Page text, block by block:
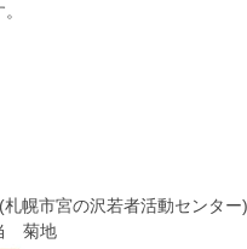
幌市宮の沢若者活動センター)
菊地